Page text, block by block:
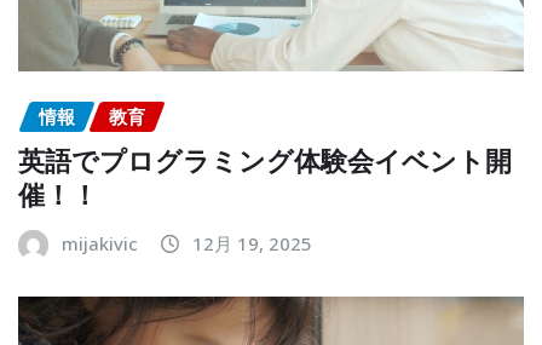
情報 教育
英語でプログラミング体験会イベント開
催！！
mijakivic 12月 19, 2025